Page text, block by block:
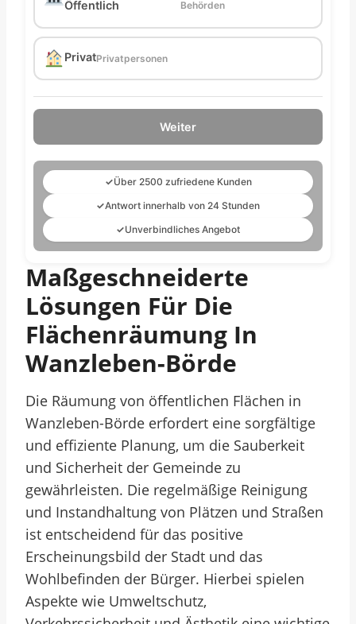
Öffentlich Behörden
PrivatPrivatpersonen
Weiter
✓Über 2500 zufriedene Kunden
✓Antwort innerhalb von 24 Stunden
✓Unverbindliches Angebot
Maßgeschneiderte
Lösungen Für Die
Flächenräumung In
Wanzleben-Börde
Die Räumung von öffentlichen Flächen in
Wanzleben-Börde erfordert eine sorgfältige
und effiziente Planung, um die Sauberkeit
und Sicherheit der Gemeinde zu
gewährleisten. Die regelmäßige Reinigung
und Instandhaltung von Plätzen und Straßen
ist entscheidend für das positive
Erscheinungsbild der Stadt und das
Wohlbefinden der Bürger. Hierbei spielen
Aspekte wie Umweltschutz,